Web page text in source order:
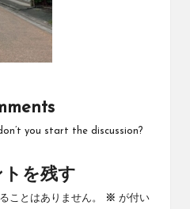
you start the discussion?
トを残す
ことはありません。 ※ が付い